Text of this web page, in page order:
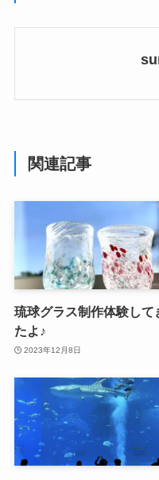
関連記事
琉球グラス制作体験して
たよ♪
2023年12月8日